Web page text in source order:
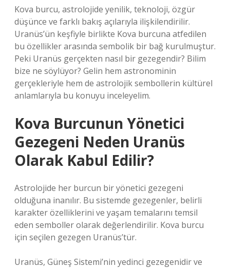
Kova burcu, astrolojide yenilik, teknoloji, özgür
düşünce ve farklı bakış açılarıyla ilişkilendirilir.
Uranüs’ün keşfiyle birlikte Kova burcuna atfedilen
bu özellikler arasında sembolik bir bağ kurulmuştur.
Peki Uranüs gerçekten nasıl bir gezegendir? Bilim
bize ne söylüyor? Gelin hem astronominin
gerçekleriyle hem de astrolojik sembollerin kültürel
anlamlarıyla bu konuyu inceleyelim.
Kova Burcunun Yönetici
Gezegeni Neden Uranüs
Olarak Kabul Edilir?
Astrolojide her burcun bir yönetici gezegeni
olduğuna inanılır. Bu sistemde gezegenler, belirli
karakter özelliklerini ve yaşam temalarını temsil
eden semboller olarak değerlendirilir. Kova burcu
için seçilen gezegen Uranüs’tür.
Uranüs, Güneş Sistemi’nin yedinci gezegenidir ve